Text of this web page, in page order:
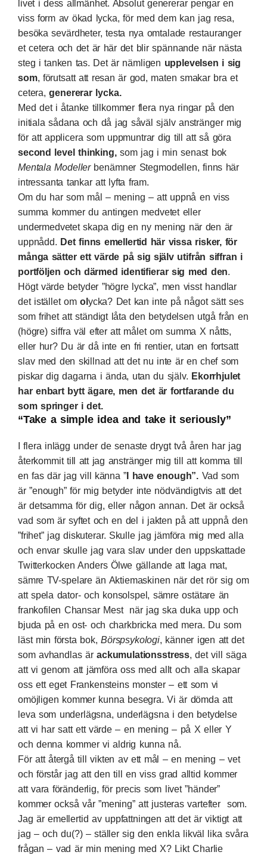
livet i dess allmänhet. Absolut genererar pengar en
viss form av ökad lycka, för med dem kan jag resa,
besöka sevärdheter, testa nya omtalade restauranger
et cetera och det är här det blir spännande när nästa
steg i tanken tas. Det är nämligen upplevelsen i sig
som, förutsatt att resan är god, maten smakar bra et
cetera,genererar lycka.
Med det i åtanke tillkommer flera nya ringar på den
initiala sådana och då jag såväl själv anstränger mig
för att applicera som uppmuntrar dig till att så göra
second level thinking,som jag i min senast bok
Mentala Modellerbenämner Stegmodellen, finns här
intressanta tankar att lyfta fram.
Om du har som mål – mening – att uppnå en viss
summa kommer du antingen medvetet eller
undermedvetet skapa dig en ny mening när den är
uppnådd. Det finns emellertid här vissa risker, för
många sätter ett värde på sig själv utifrån siffran i
portföljen och därmed identifierar sig med den.
Högt värde betyder ”högre lycka”, men visst handlar
det istället omol ycka? Det kan inte på något sätt ses
som frihet att ständigt låta den betydelsen utgå från en
(högre) siffra väl efter att målet om summa X nåtts,
eller hur? Du är då inte en fri rentier, utan en fortsatt
slav med den skillnad att det nu inte är en chef som
piskar dig dagarna i ända, utan du själv. Ekorrhjulet
har enbart bytt ägare, men det är fortfarande du
som springer i det.
“Take a simple idea and take it seriously”
I flera inlägg under de senaste drygt två åren har jag
återkommit till att jag anstränger mig till att komma till
en fas där jag vill känna ” I have enough”. Vad som
är ”enough” för mig betyder inte nödvändigtvis att det
är detsamma för dig, eller någon annan. Det är också
vad som är syftet och en del i jakten på att uppnå den
”frihet” jag diskuterar. Skulle jag jämföra mig med alla
och envar skulle jag vara slav under den uppskattade
Twitterkocken Anders Ölwe gällande att laga mat,
sämre TV-spelare än Aktiemaskinen när det rör sig om
att spela dator- och konsolspel, sämreostätare än
frankofilen Chansar Mestnär jag ska duka upp och
bjuda på en ost- och charkbricka med mera. Du som
läst min första bok,Börspsykologi, känner igen att det
som avhandlas ärackumulationsstress, det vill säga
att vi genom att jämföra oss med allt och alla skapar
oss ett eget Frankensteins monster – ett som vi
omöjligen kommer kunna besegra. Vi är dömda att
leva som underlägsna, underlägsna i den betydelse
att vi har satt ett värde – en mening – på X eller Y
och denna kommer vi aldrig kunna nå.
För att återgå till vikten av ett mål – en mening – vet
och förstår jag att den till en viss grad alltid kommer
att vara föränderlig, för precis som livet ”händer”
kommer också vår ”mening” att justeras vartefter som.
Jag är emellertid av uppfattningen att det är viktigt att
jag – och du(?) – ställer sig den enkla likväl lika svåra
frågan – vad är min mening med X? Likt Charlie